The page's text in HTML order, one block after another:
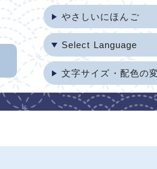
やさしいにほんご
Select Language
文字サイズ・配色の